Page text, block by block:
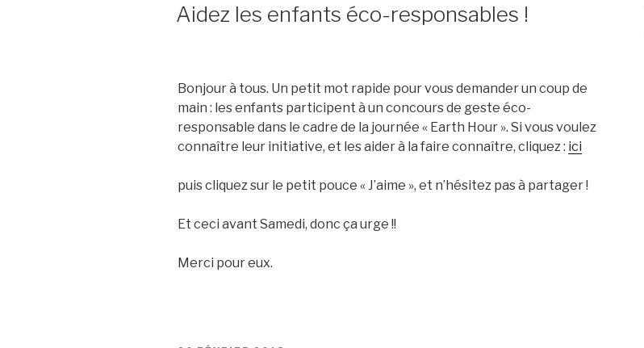
Aidez les enfants éco-responsables !
Bonjour à tous. Un petit mot rapide pour vous demander un coup de
main : les enfants participent à un concours de geste éco-
responsable dans le cadre de la journée « Earth Hour ». Si vous voulez
connaître leur initiative, et les aider à la faire connaître, cliquez : ici
puis cliquez sur le petit pouce « J’aime », et n’hésitez pas à partager !
Et ceci avant Samedi, donc ça urge !!
Merci pour eux.